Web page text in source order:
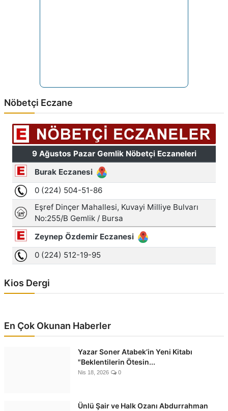
Nöbetçi Eczane
Kios Dergi
En Çok Okunan Haberler
Yazar Soner Atabek’in Yeni Kitabı
"Beklentilerin Ötesin...
Nis 18, 2026 0
Ünlü Şair ve Halk Ozanı Abdurrahman